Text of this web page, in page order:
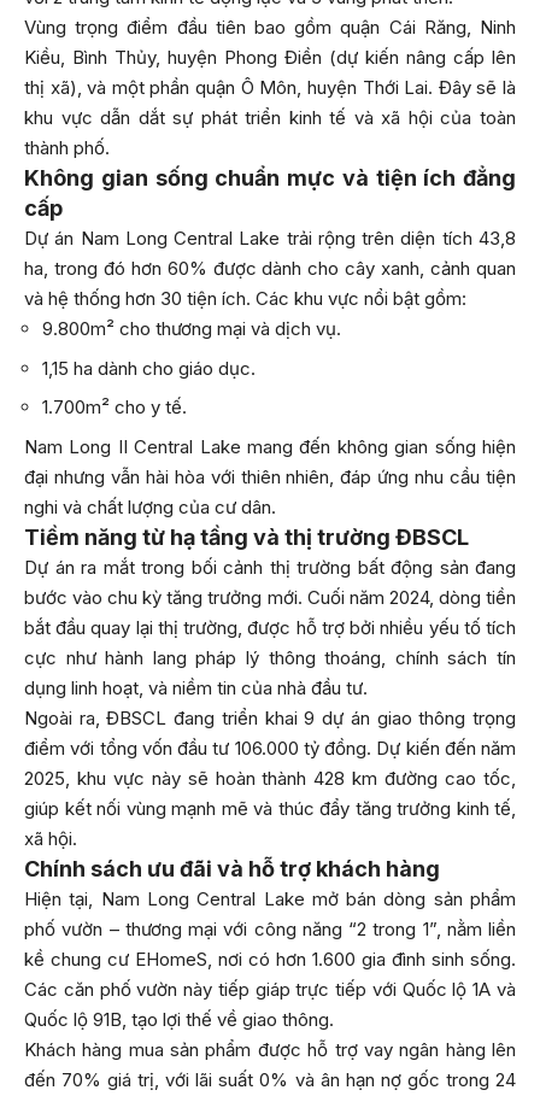
Vùng trọng điểm đầu tiên bao gồm quận Cái Răng, Ninh
Kiều, Bình Thủy, huyện Phong Điền (dự kiến nâng cấp lên
thị xã), và một phần quận Ô Môn, huyện Thới Lai. Đây sẽ là
khu vực dẫn dắt sự phát triển kinh tế và xã hội của toàn
thành phố.
Không gian sống chuẩn mực và tiện ích đẳng
cấp
Dự án Nam Long Central Lake trải rộng trên diện tích 43,8
ha, trong đó hơn 60% được dành cho cây xanh, cảnh quan
và hệ thống hơn 30 tiện ích. Các khu vực nổi bật gồm:
9.800m² cho thương mại và dịch vụ.
1,15 ha dành cho giáo dục.
1.700m² cho y tế.
Nam Long II Central Lake mang đến không gian sống hiện
đại nhưng vẫn hài hòa với thiên nhiên, đáp ứng nhu cầu tiện
nghi và chất lượng của cư dân.
Tiềm năng từ hạ tầng và thị trường ĐBSCL
Dự án ra mắt trong bối cảnh thị trường bất động sản đang
bước vào chu kỳ tăng trưởng mới. Cuối năm 2024, dòng tiền
bắt đầu quay lại thị trường, được hỗ trợ bởi nhiều yếu tố tích
cực như hành lang pháp lý thông thoáng, chính sách tín
dụng linh hoạt, và niềm tin của nhà đầu tư.
Ngoài ra, ĐBSCL đang triển khai 9 dự án giao thông trọng
điểm với tổng vốn đầu tư 106.000 tỷ đồng. Dự kiến đến năm
2025, khu vực này sẽ hoàn thành 428 km đường cao tốc,
giúp kết nối vùng mạnh mẽ và thúc đẩy tăng trưởng kinh tế,
xã hội.
Chính sách ưu đãi và hỗ trợ khách hàng
Hiện tại, Nam Long Central Lake mở bán dòng sản phẩm
phố vườn – thương mại với công năng “2 trong 1”, nằm liền
kề chung cư EHomeS, nơi có hơn 1.600 gia đình sinh sống.
Các căn phố vườn này tiếp giáp trực tiếp với Quốc lộ 1A và
Quốc lộ 91B, tạo lợi thế về giao thông.
Khách hàng mua sản phẩm được hỗ trợ vay ngân hàng lên
đến 70% giá trị, với lãi suất 0% và ân hạn nợ gốc trong 24